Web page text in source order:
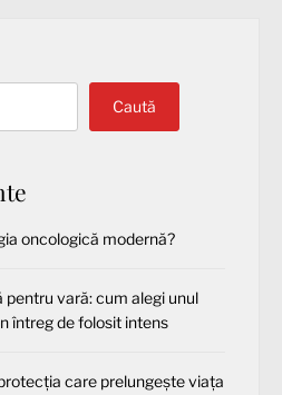
Caută
oncologică modernă?
pentru vară: cum alegi unul
întreg de folosit intens
care prelungește viața